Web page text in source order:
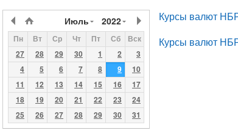
Июль 2022
Пн Вт Ср Чт Пт Сб
Вск
27
28 29 30 1 2
3
4
5 6 7 8 9
10
11
12 13 14 15 16
17
18
19 20 21 22 23
24
25
26 27 28 29 30 31
Курсы валют
Курсы валют